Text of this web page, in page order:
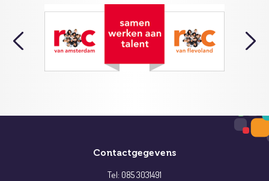
Contactgegevens
Tel: 085 3031491